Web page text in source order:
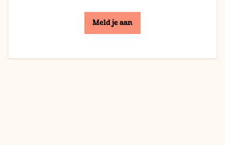
Meld je aan